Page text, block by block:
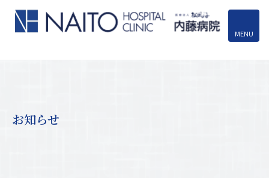
お知らせ
MENU